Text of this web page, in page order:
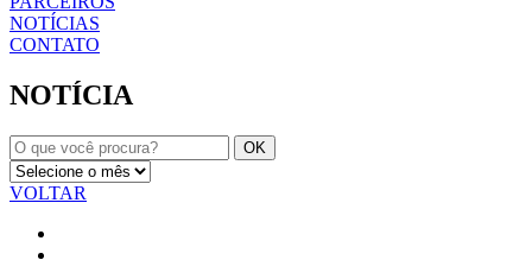
NOTÍCIAS
CONTATO
NOTÍCIA
VOLTAR